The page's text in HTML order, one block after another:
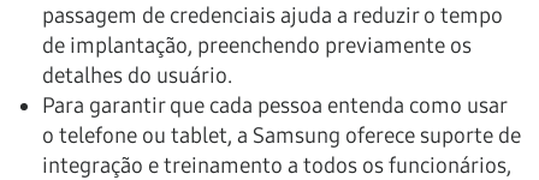
passagem de credenciais ajuda a reduzir o tempo
de implantação, preenchendo previamente os
detalhes do usuário.
Para garantir que cada pessoa entenda como usar
o telefone ou tablet, a Samsung oferece suporte de
integração e treinamento a todos os funcionários,